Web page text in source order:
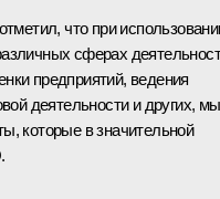
что при
сферах
предприятий, ведения
деятельности и других, мы
которые в значительной